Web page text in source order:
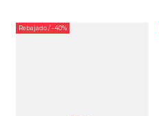
Rebajado/ -40%